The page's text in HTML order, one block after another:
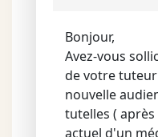
Bonjour,
Avez-vous
de votre
nouvelle
tutelles (
actuel d'un